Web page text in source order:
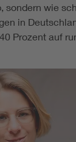
sondern wie
in
Prozent auf